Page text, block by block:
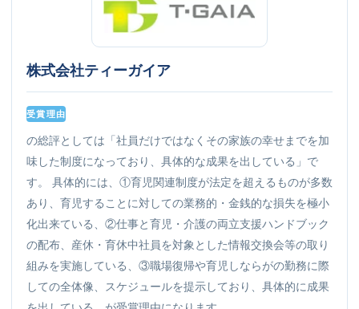
株式会社ティーガイア
受賞理由
の総評としては「社員だけではなくその家族の幸せまでを加
味した制度になっており、具体的な成果を出している」で
す。 具体的には、①育児関連制度が法定を超えるものが多数
あり、育児することに対しての業務的・金銭的な損失を極小
化出来ている、②仕事と育児・介護の両立支援ハンドブック
の配布、産休・育休中社員を対象とした情報交換会等の取り
組みを実施している、③職場復帰や育児しならがの勤務に際
しての全体像、スケジュールを提示しており、具体的に成果